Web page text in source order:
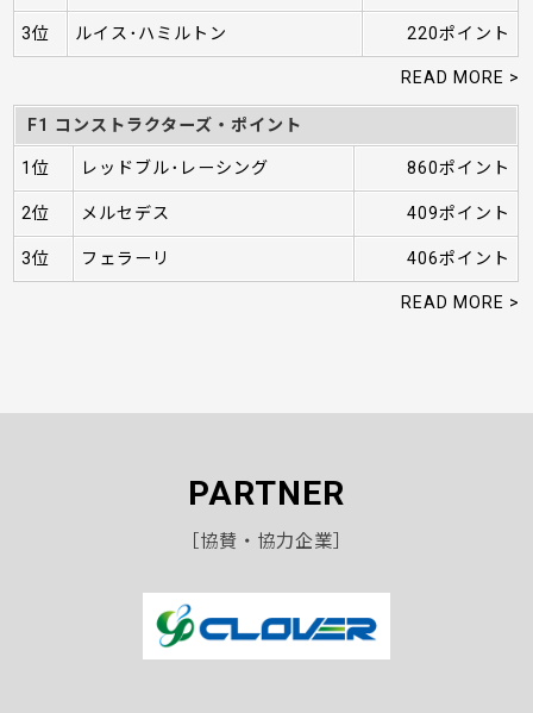
3位 ルイス･ハミルトン 220ポイント
READ MORE >
F1 コンストラクターズ・ポイント
1位 レッドブル･レーシング 860ポイント
2位 メルセデス 409ポイント
3位 フェラーリ 406ポイント
READ MORE >
PARTNER
［協賛・協力企業］